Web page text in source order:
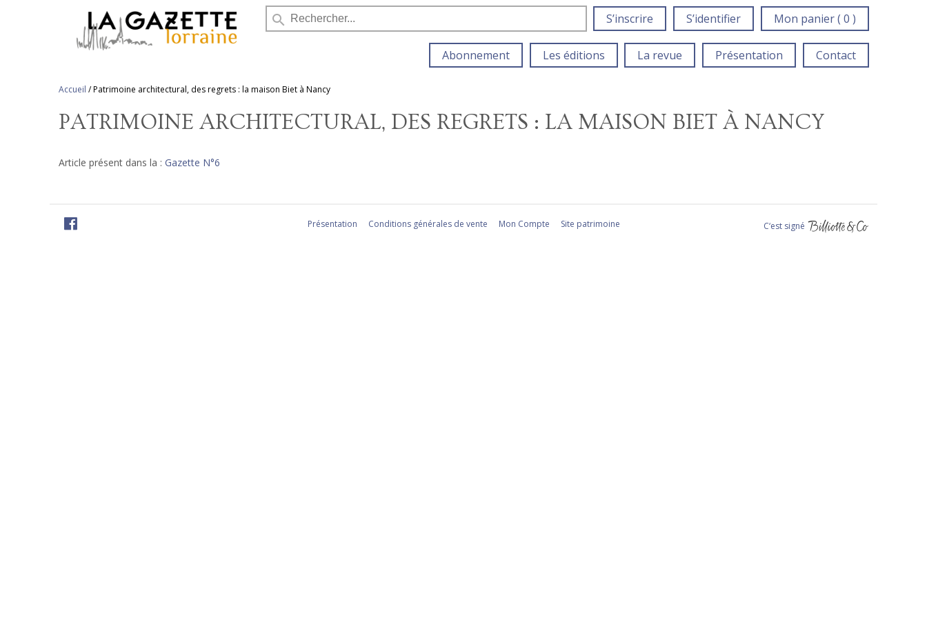
search S’inscrire S’identifier Mon panier ( 0 )
Abonnement Les éditions La revue Présentation Contact
Accueil /Patrimoine architectural, des regrets : la maison Biet à Nancy
PATRIMOINE ARCHITECTURAL, DES REGRETS : LA MAISON BIET À NANCY
Article présent dans la : Gazette N°6
Présentation Conditions générales de vente Mon Compte Site patrimoine C‘est signé